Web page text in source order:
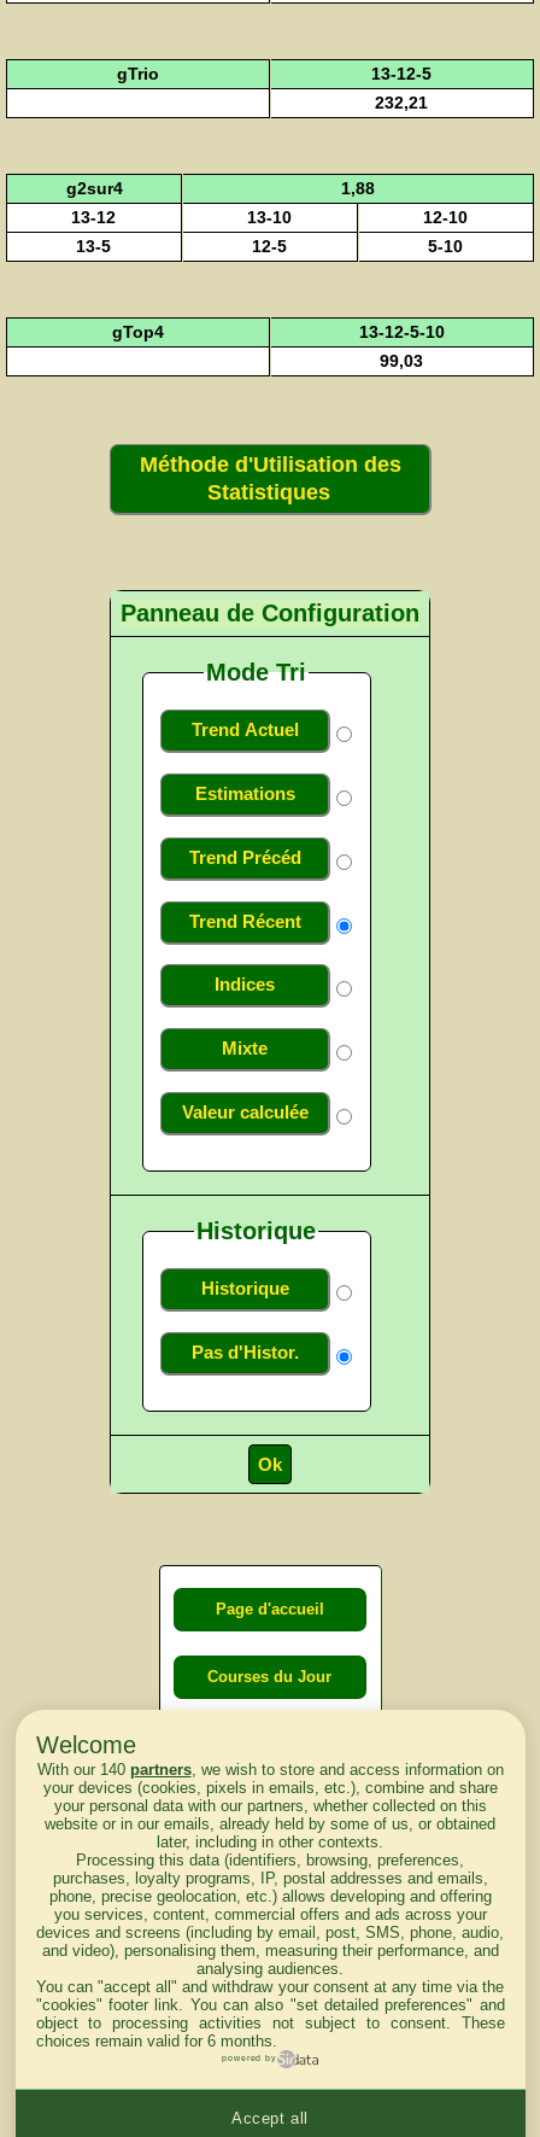
gTrio
13-12-5
232,21
g2sur4
1,88
13-12
13-10
12-10
13-5
12-5 5-10
gTop4
13-12-5-10
99,03
Méthode d'Utilisation des
Statistiques
Panneau de Configuration
Mode Tri
Trend Actuel
Estimations
Trend Précéd
Trend Récent
Indices
Mixte
Valeur calculée
Historique
Historique
Pas d'Histor.
Page d'accueil
Courses du Jour
lendemain
Courses
d'aujourd'hui
Haut de Page
Mentions légales du site
Welcome
With our 140 partners, we wish to store and access information on
your devices (cookies, pixels in emails, etc.), combine and share
your personal data with our partners, whether collected on this
website or in our emails, already held by some of us, or obtained
later, including in other contexts.
Processing this data (identifiers, browsing, preferences,
purchases, loyalty programs, IP, postal addresses and emails,
phone, precise geolocation, etc.) allows developing and offering
you services, content, commercial offers and ads across your
devices and screens (including by email, post, SMS, phone, audio,
and video), personalising them, measuring their performance, and
analysing audiences.
You can "accept all" and withdraw your consent at any time via the
"cookies" footer link . You can also "set detailed preferences" and
object to processing activities not subject to consent. These
choices remain valid for 6 months.
powered by
Accept all